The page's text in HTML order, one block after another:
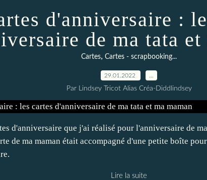
d'anniversaire :
de ma tata et
Cartes, Cartes - scrapbooking...
29.01.2022
Par Lindsey Tricot Alias Créa-Diddlindsey
d'anniversaire que j'ai réalisé pour l'anniversaire de
de ma maman était accompagné d'une petite boîte
Lire la suite